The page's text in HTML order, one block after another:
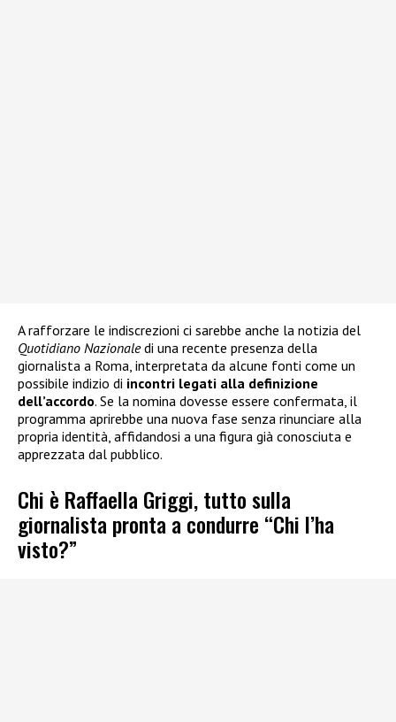
A rafforzare le indiscrezioni ci sarebbe anche la notizia del
Quotidiano Nazionaledi una recente presenza della
giornalista a Roma, interpretata da alcune fonti come un
possibile indizio di incontri legati alla definizione
dell’accordo. Se la nomina dovesse essere confermata, il
programma aprirebbe una nuova fase senza rinunciare alla
propria identità, affidandosi a una figura già conosciuta e
apprezzata dal pubblico.
Chi è Raffaella Griggi, tutto sulla
giornalista pronta a condurre “Chi l’ha
visto?”